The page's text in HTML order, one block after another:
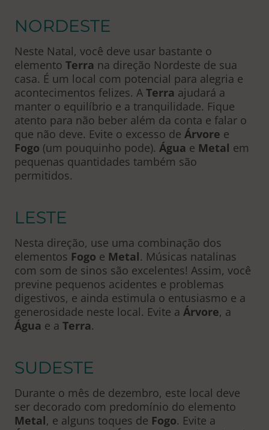
NORDESTE
Neste Natal, você deve usar bastante o
elemento Terra na direção Nordeste de sua
casa. É um local com potencial para alegria e
acontecimentos felizes. A Terra ajudará a
manter o equilíbrio e a tranquilidade. Fique
atento para não beber além da conta e falar o
que não deve. Evite o excesso de Árvore e
Fogo (um pouquinho pode). Água e Metal em
pequenas quantidades também são
permitidos.
LESTE
Nesta direção, use uma combinação dos
elementos Fogo e Metal. Músicas natalinas
com som de sinos são excelentes! Assim, você
previne pequenos acidentes e problemas
digestivos, e ainda estimula o entusiasmo e a
generosidade neste local. Evite a Árvore, a
Água e a Terra.
SUDESTE
Durante o mês de dezembro, este local deve
ser decorado com predomínio do elemento
Metal, e alguns toques de Fogo. Evite a